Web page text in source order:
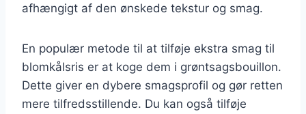
afhængigt af den ønskede tekstur og smag.
En populær metode til at tilføje ekstra smag til
blomkålsris er at koge dem i grøntsagsbouillon.
Dette giver en dybere smagsprofil og gør retten
mere tilfredsstillende. Du kan også tilføje